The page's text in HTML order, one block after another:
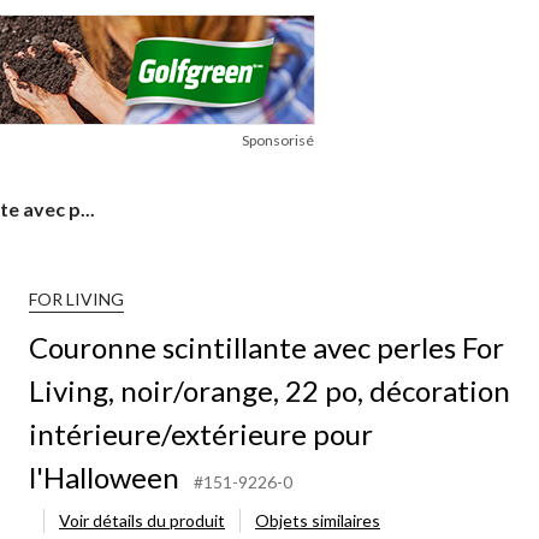
Sponsorisé
avec p...
FOR LIVING
Couronne scintillante avec perles For
Living, noir/orange, 22 po, décoration
intérieure/extérieure pour
l'Halloween
#151-9226-0
Voir détails du produit
Objets similaires